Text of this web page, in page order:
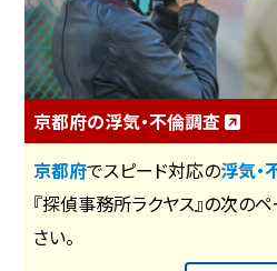
京都府の浮気・不倫調査
京都府でスピード対応の浮気・
『探偵事務所ラクヤス』の次の
さい。